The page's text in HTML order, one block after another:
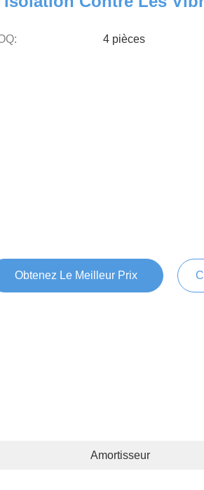
4 pièces
Obtenez Le Meilleur Prix
Amortisseur